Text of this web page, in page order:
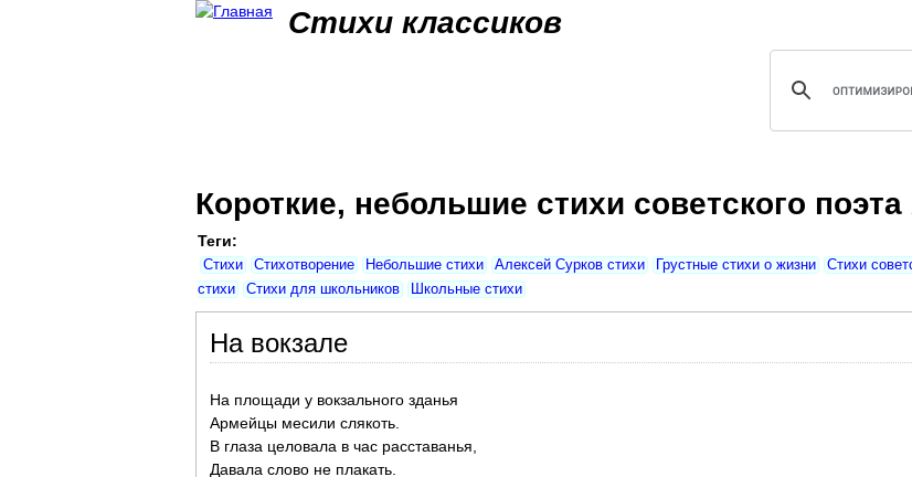
Стихи классиков
Короткие, небольшие стихи советского
Теги:
Стихи Стихотворение Небольшие стихи Алексей Сурков стихи Грустные стихи о жизни Стихи
стихи
Стихи для школьников Школьные стихи
На вокзале
На площади у вокзального зданья
Армейцы месили слякоть.
В глаза целовала в час расставанья,
Давала слово не плакать.